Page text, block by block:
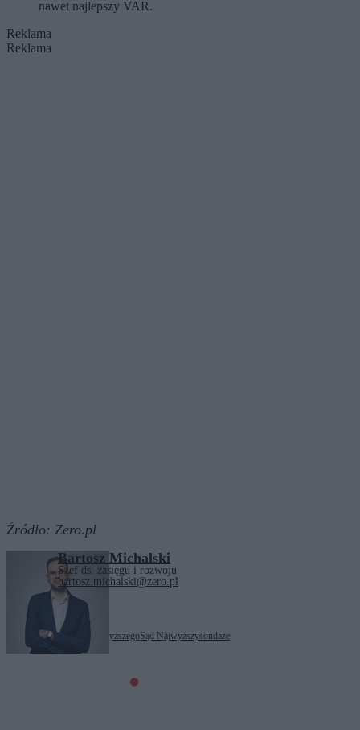
nawet najlepszy VAR.
Reklama
Reklama
Źródło: Zero.pl
Bartosz Michalski
Szef ds. zasięgu i rozwoju
bartosz.michalski@zero.pl
I prezes Sądu NajwyższegoSąd Najwyższysondaże